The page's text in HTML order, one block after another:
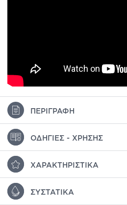
ΠΕΡΙΓΡΑΦΉ
ΟΔΗΓΊΕΣ - ΧΡΉΣΗΣ
ΧΑΡΑΚΤΗΡΙΣΤΙΚΆ
ΣΥΣΤΑΤΙΚΆ